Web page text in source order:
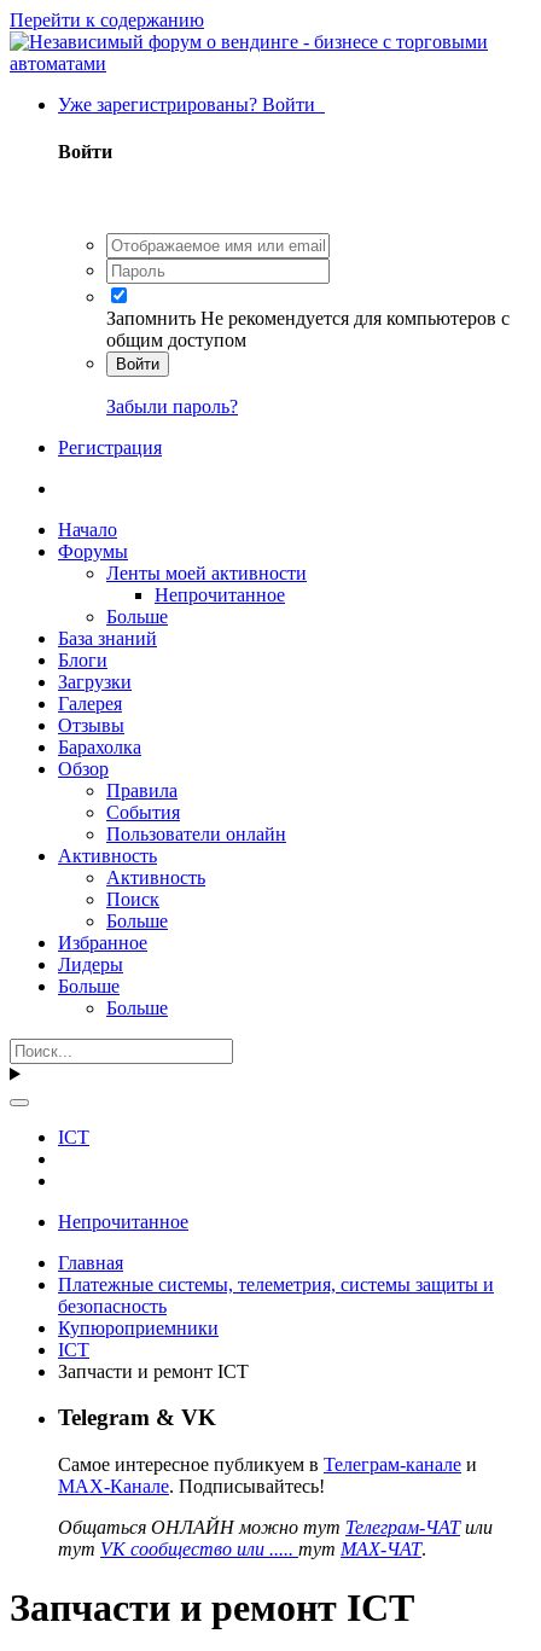
Перейти к содержанию
Уже зарегистрированы? Войти
Войти
Запомнить Не рекомендуется для компьютеров с
общим доступом
Войти
Забыли пароль?
Регистрация
Начало
Форумы
Ленты моей активности
Непрочитанное
Больше
База знаний
Блоги
Загрузки
Галерея
Отзывы
Барахолка
Обзор
Правила
События
Пользователи онлайн
Активность
Активность
Поиск
Больше
Избранное
Лидеры
Больше
Больше
ICT
Непрочитанное
Главная
Платежные системы, телеметрия, системы защиты и
безопасность
Купюроприемники
ICT
Запчасти и ремонт ICT
Telegram & VK
Самое интересное публикуем в Телеграм-канале и
MAX-Канале. Подписывайтесь!
Общаться ОНЛАЙН можно тут Телеграм-ЧАТили
тут VK сообщество или ..... тут MAX-ЧАТ.
Запчасти и ремонт ICT